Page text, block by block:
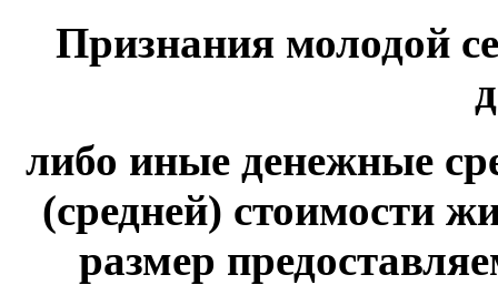
Признания молодой
либо иные денежные
(средней) стоимости
размер